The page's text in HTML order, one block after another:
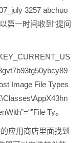
3257 abchuo
第一时间收到“提问
Image File Types
Ty。
应用商店里面找到